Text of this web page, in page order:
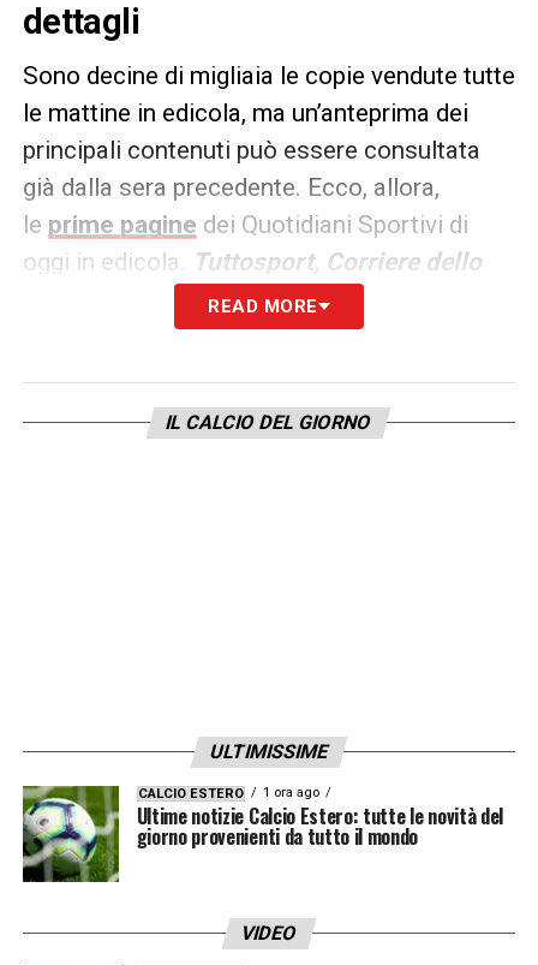
dettagli
Sono decine di migliaia le copie vendute tutte
le mattine in edicola, ma un’anteprima dei
principali contenuti può essere consultata
già dalla sera precedente. Ecco, allora,
le prime pagine dei Quotidiani Sportivi di
oggi in edicola.
Tuttosport, Corriere dello
Sport e La Gazzetta dello
rappresentano i principali quotidiani
giorno tanto per gli addetti ai lavori quanto
per gli appassionati.
READ MORE
IL CALCIO DEL GIORNO
ULTIMISSIME
CALCIO ESTERO 1 ora ago
Ultime notizie Calcio Estero: tutte le novità del
giorno provenienti da tutto il mondo
VIDEO